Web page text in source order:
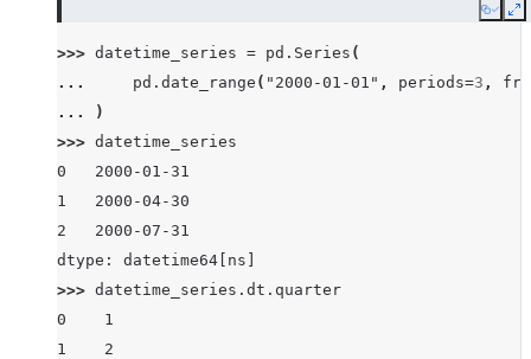
Copy
>>> datetime_series = pd . Series (
...
pd . date_range ( "2000-01-01" , periods=3 ,
...
)
>>> datetime_series
0   2000-01-31
1   2000-04-30
2   2000-07-31
dtype: datetime64[ns]
>>> datetime_series . dt . quarter
0    1
1    2